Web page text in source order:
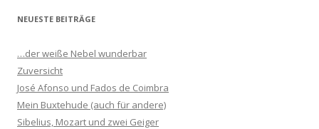
h
n
a
c
h
NEUESTE BEITRÄGE
…der weiße Nebel wunderbar
Zuversicht
José Afonso und Fados de Coimbra
Mein Buxtehude (auch für andere)
Sibelius, Mozart und zwei Geiger